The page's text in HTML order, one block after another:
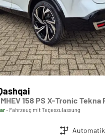
Fahrzeug mit Tageszulassung
Getriebe Automatik